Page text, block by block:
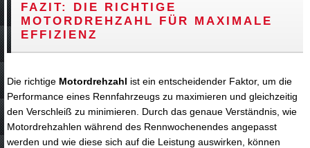
FAZIT: DIE RICHTIGE
MOTORDREHZAHL FÜR MAXIMALE
EFFIZIENZ
Die richtige Motordrehzahl ist ein entscheidender Faktor, um die
Performance eines Rennfahrzeugs zu maximieren und gleichzeitig
den Verschleiß zu minimieren. Durch das genaue Verständnis, wie
Motordrehzahlen während des Rennwochenendes angepasst
werden und wie diese sich auf die Leistung auswirken, können